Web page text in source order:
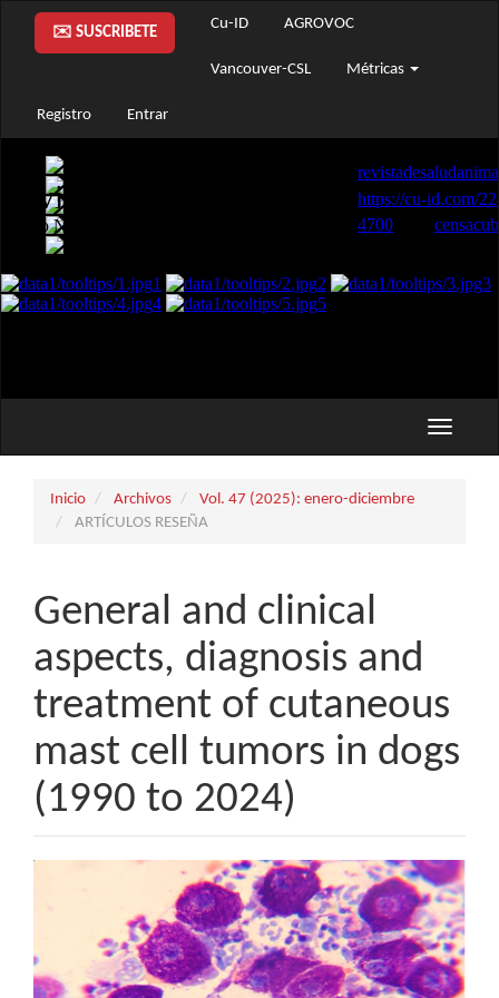
Navegación
principal
Contenido
Barra
✉️ SUSCRIBETE
Cu-ID AGROVOC
Vancouver-CSL Métricas
Registro Entrar
Toggle
Inicio Archivos
Vol. 47 (2025): enero-diciembre
ARTÍCULOS RESEÑA
General and clinical
aspects, diagnosis and
treatment of cutaneous
mast cell tumors in dogs
(1990 to 2024)
lateral
del